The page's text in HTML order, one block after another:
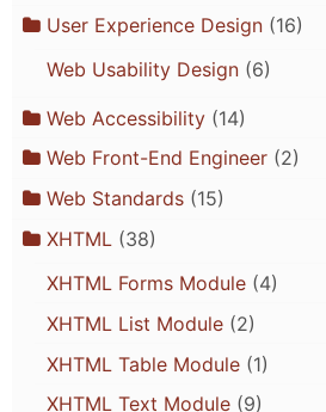
User Experience Design(16)
Web Usability Design(6)
Web Accessibility(14)
Web Front-End Engineer(2)
Web Standards(15)
XHTML (38)
XHTML Forms Module(4)
XHTML List Module(2)
XHTML Table Module(1)
XHTML Text Module(9)